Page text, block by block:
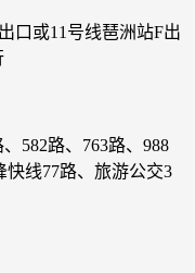
口或11号线琶洲站F出
582路、763路、988
线77路、旅游公交3